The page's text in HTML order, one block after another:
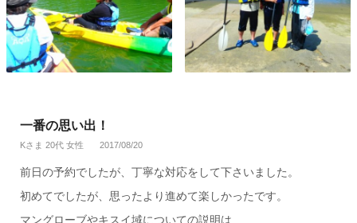
一番の思い出！
Kさま 20代 女性 2017/08/20
前日の予約でしたが、丁寧な対応をして下さいました。
初めてでしたが、思ったより進めて楽しかったです。
マングローブやキスイ域についての説明は